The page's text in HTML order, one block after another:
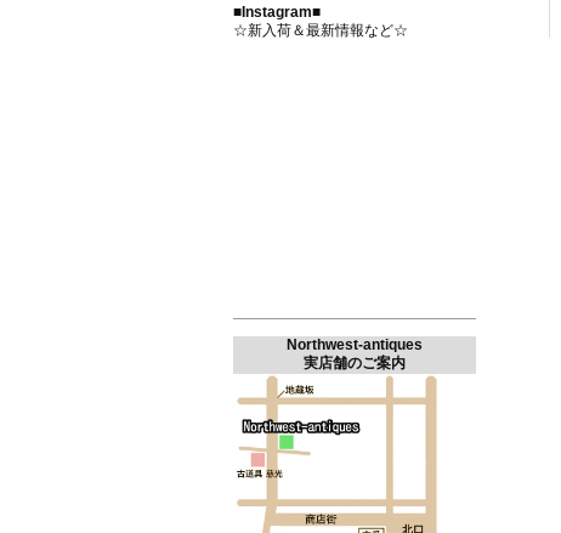
■Instagram■
☆新入荷＆最新情報など☆
Northwest-antiques
実店舗のご案内